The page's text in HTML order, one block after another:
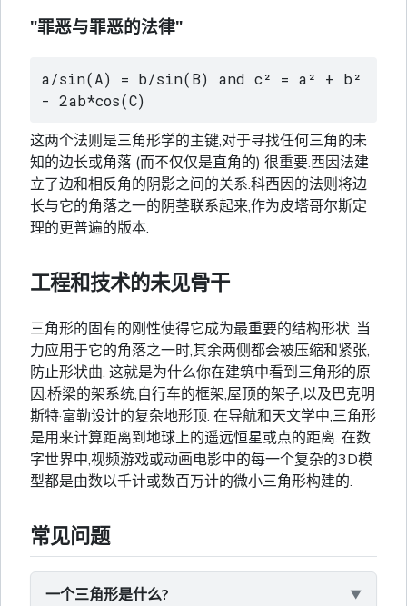
"罪恶与罪恶的法律"
a/sin(A) = b/sin(B) and c² = a² + b²
- 2ab*cos(C)
这两个法则是三角形学的主键,对于寻找任何三角的未
知的边长或角落 (而不仅仅是直角的) 很重要.西因法建
立了边和相反角的阴影之间的关系.科西因的法则将边
长与它的角落之一的阴茎联系起来,作为皮塔哥尔斯定
理的更普遍的版本.
工程和技术的未见骨干
三角形的固有的刚性使得它成为最重要的结构形状. 当
力应用于它的角落之一时,其余两侧都会被压缩和紧张,
防止形状曲. 这就是为什么你在建筑中看到三角形的原
因:桥梁的架系统,自行车的框架,屋顶的架子,以及巴克明
斯特·富勒设计的复杂地形顶. 在导航和天文学中,三角形
是用来计算距离到地球上的遥远恒星或点的距离. 在数
字世界中,视频游戏或动画电影中的每一个复杂的3D模
型都是由数以千计或数百万计的微小三角形构建的.
常见问题
一个三角形是什么?